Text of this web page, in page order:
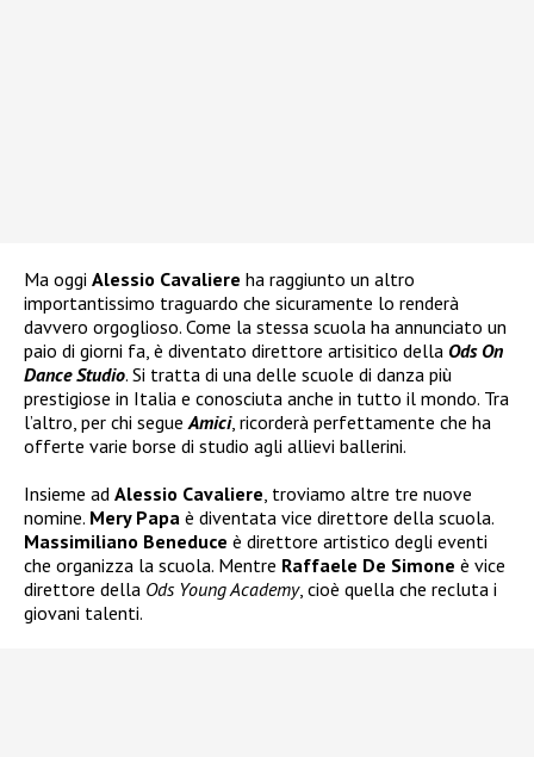
Ma oggi Alessio Cavaliere ha raggiunto un altro
importantissimo traguardo che sicuramente lo renderà
davvero orgoglioso. Come la stessa scuola ha annunciato un
paio di giorni fa, è diventato direttore artisitico della Ods On
Dance Studio. Si tratta di una delle scuole di danza più
prestigiose in Italia e conosciuta anche in tutto il mondo. Tra
l’altro, per chi segue Amici, ricorderà perfettamente che ha
offerte varie borse di studio agli allievi ballerini.
Insieme ad Alessio Cavaliere , troviamo altre tre nuove
nomine. Mery Papa è diventata vice direttore della scuola.
Massimiliano Beneduce è direttore artistico degli eventi
che organizza la scuola. Mentre Raffaele De Simone è vice
direttore della Ods Young Academy, cioè quella che recluta i
giovani talenti.